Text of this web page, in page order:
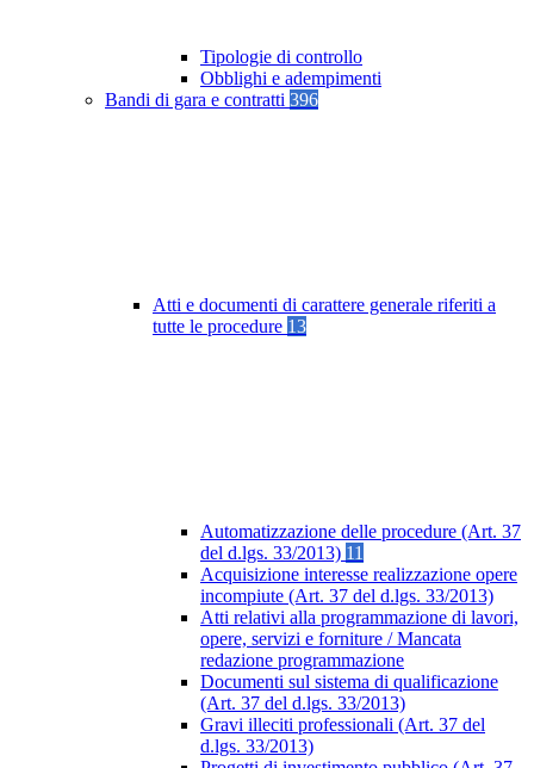
Tipologie di controllo
Obblighi e adempimenti
Bandi di gara e contratti 396
Atti e documenti di carattere generale riferiti a
tutte le procedure 13
Automatizzazione delle procedure (Art. 37
del d.lgs. 33/2013) 11
Acquisizione interesse realizzazione opere
incompiute (Art. 37 del d.lgs. 33/2013)
Atti relativi alla programmazione di lavori,
opere, servizi e forniture / Mancata
redazione programmazione
Documenti sul sistema di qualificazione
(Art. 37 del d.lgs. 33/2013)
Gravi illeciti professionali (Art. 37 del
d.lgs. 33/2013)